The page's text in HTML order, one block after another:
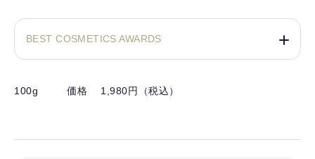
BEST COSMETICS AWARDS
100g 価格 1,980円（税込）